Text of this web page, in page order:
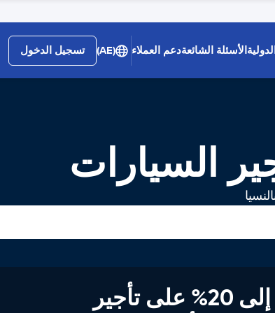
الأسئلة الشائعةدعم العملاء (AE) تسجيل الدخول
السيارات
خصم يصل إلى 20% على تأجير